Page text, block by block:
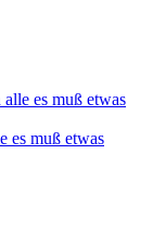
es muß etwas
es muß etwas